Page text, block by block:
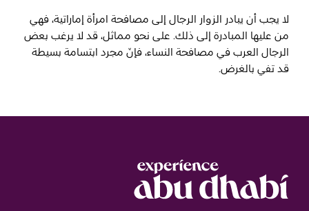
دائرة الثقافة والسياحة - أبوظبي
مركز أبوظبي الوطني للمعارض والمؤتمرات
لا يجب أن يبادر الزوار الرجال إلى مصافحة امرأة إماراتية، فهي
من عليها المبادرة إلى ذلك. على نحو مماثل، قد لا يرغب بعض
الرجال العرب في مصافحة النساء، فإنّ مجرد ابتسامة بسيطة
قد تفي بالغرض.